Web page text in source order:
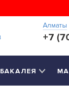
Алматы
+7
БАКАЛЕЯ